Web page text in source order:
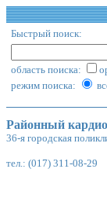
Быстрый поиск:
область поиска:
режим поиска:
Районный
36-я городская
тел.: (017) 311-08-29